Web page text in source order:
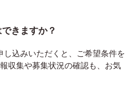
きますか？
し込みいただくと、ご希望条件を
収集や募集状況の確認も、お気